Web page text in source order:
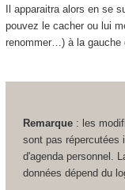
Il apparaitra alors en se
pouvez le cacher ou lui
renommer…) à la gauche
Remarque : les
sont pas répercutées
d'agenda personnel.
données dépend du